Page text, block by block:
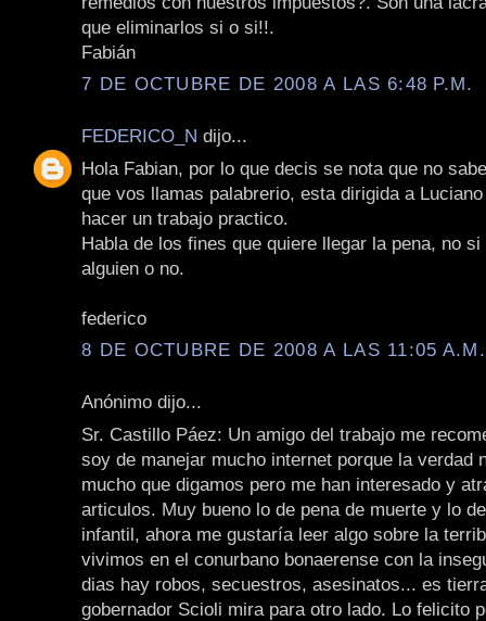
que eliminarlos si o si!!.
Fabián
7 DE OCTUBRE DE 2008 A LAS 6:48 P.M.
FEDERICO_N dijo...
Hola Fabian, por lo que decis se nota que no
que vos llamas palabrerio, esta dirigida a
hacer un trabajo practico.
Habla de los fines que quiere llegar la pena, no
alguien o no.
federico
8 DE OCTUBRE DE 2008 A LAS 11:05 A.M.
Anónimo dijo...
Sr. Castillo Páez: Un amigo del trabajo me
soy de manejar mucho internet porque la verdad
mucho que digamos pero me han interesado y
articulos. Muy bueno lo de pena de muerte y lo
infantil, ahora me gustaría leer algo sobre la
vivimos en el conurbano bonaerense con la
dias hay robos, secuestros, asesinatos... es
gobernador Scioli mira para otro lado. Lo felicito